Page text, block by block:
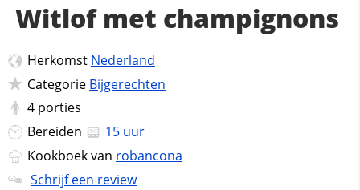
Witlof met champignons
Herkomst Nederland
Categorie Bijgerechten
4 porties
Bereiden
15 uur
Kookboek van robancona
Schrijf een review